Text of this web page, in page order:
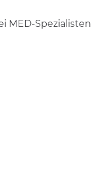
MED-Spezialisten